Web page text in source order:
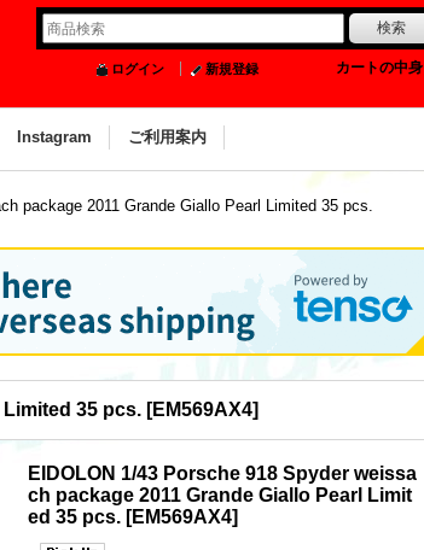
カートの中身
ログイン 新規登録
Instagram ご利用案内
package 2011 Grande Giallo Pearl Limited 35 pcs.
Limited 35 pcs. [EM569AX4]
EIDOLON 1/43 Porsche 918 Spyder weissa
ch package 2011 Grande Giallo Pearl Limit
ed 35 pcs. [EM569AX4]